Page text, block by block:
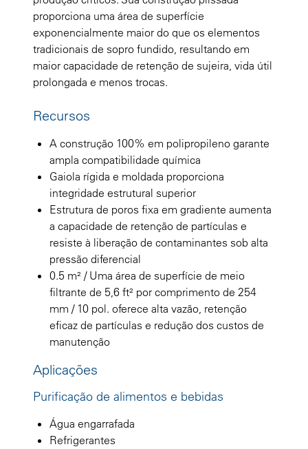
proporciona uma área de superfície
exponencialmente maior do que os elementos
tradicionais de sopro fundido, resultando em
maior capacidade de retenção de sujeira, vida útil
prolongada e menos trocas.
Recursos
A construção 100% em polipropileno garante
ampla compatibilidade química
Gaiola rígida e moldada proporciona
integridade estrutural superior
Estrutura de poros fixa em gradiente aumenta
a capacidade de retenção de partículas e
resiste à liberação de contaminantes sob alta
pressão diferencial
0.5 m² / Uma área de superfície de meio
filtrante de 5,6 ft² por comprimento de 254
mm / 10 pol. oferece alta vazão, retenção
eficaz de partículas e redução dos custos de
manutenção
Aplicações
Purificação de alimentos e bebidas
Água engarrafada
Refrigerantes